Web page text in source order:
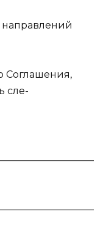
Соглашения,
сле-